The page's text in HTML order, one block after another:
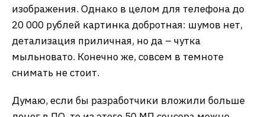
изображения. Однако в целом для телефона до
20 000 рублей картинка добротная: шумов нет,
детализация приличная, но да – чутка
мыльновато. Конечно же, совсем в темноте
снимать не стоит.
Думаю, если бы разработчики вложили больше